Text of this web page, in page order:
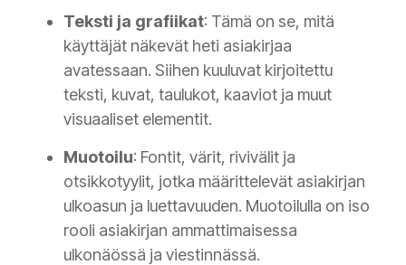
Teksti ja grafiikat: Tämä on se, mitä
käyttäjät näkevät heti asiakirjaa
avatessaan. Siihen kuuluvat kirjoitettu
teksti, kuvat, taulukot, kaaviot ja muut
visuaaliset elementit.
Muotoilu: Fontit, värit, rivivälit ja
otsikkotyylit, jotka määrittelevät asiakirjan
ulkoasun ja luettavuuden. Muotoilulla on iso
rooli asiakirjan ammattimaisessa
ulkonäössä ja viestinnässä.